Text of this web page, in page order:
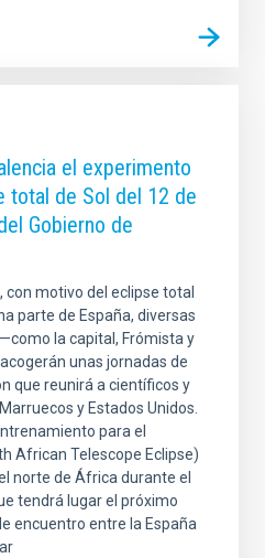
el experimento
total de Sol del 12 de
Gobierno de
con motivo del eclipse total
parte de España, diversas
la capital, Frómista y
unas jornadas de
que reunirá a científicos y
y Estados Unidos.
para el
African Telescope Eclipse)
norte de África durante el
tendrá lugar el próximo
encuentro entre la España